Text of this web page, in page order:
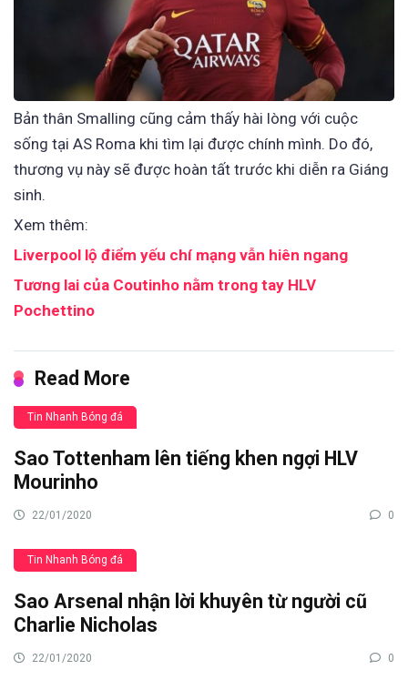
Bản thân Smalling cũng cảm thấy hài lòng với cuộc
sống tại AS Roma khi tìm lại được chính mình. Do đó,
thương vụ này sẽ được hoàn tất trước khi diễn ra Giáng
sinh.
Xem thêm:
Liverpool lộ điểm yếu chí mạng vẫn hiên ngang
Tương lai của Coutinho nằm trong tay HLV
Pochettino
Read More
Tin Nhanh Bóng đá
Sao Tottenham lên tiếng khen ngợi HLV
Mourinho
22/01/2020 0
Tin Nhanh Bóng đá
Sao Arsenal nhận lời khuyên từ người cũ
Charlie Nicholas
22/01/2020 0